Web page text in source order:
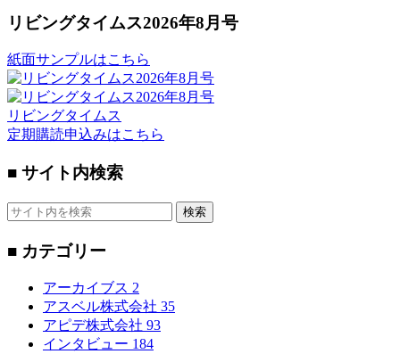
リビングタイムス2026年8月号
紙面サンプルはこちら
リビングタイムス
定期購読申込みはこちら
■ サイト内検索
検索
■ カテゴリー
アーカイブス 2
アスベル株式会社 35
アピデ株式会社 93
インタビュー 184